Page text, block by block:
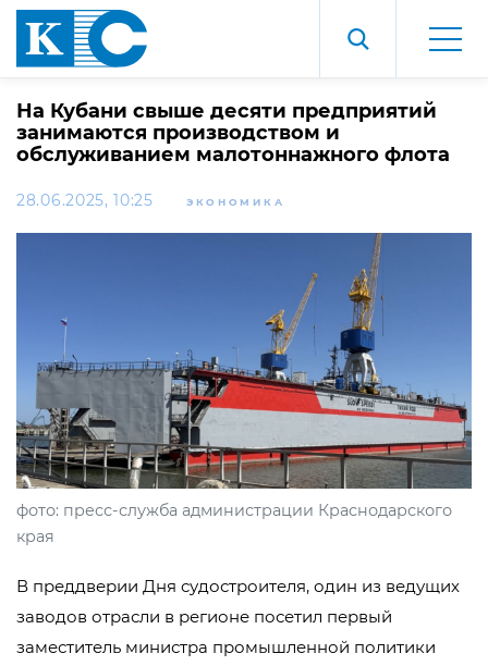
На Кубани свыше десяти предприятий
занимаются производством и
обслуживанием малотоннажного флота
28.06.2025, 10:25 ЭКОНОМИКА
фото: пресс-служба администрации Краснодарского
края
В преддверии Дня судостроителя, один из ведущих
заводов отрасли в регионе посетил первый
заместитель министра промышленной политики